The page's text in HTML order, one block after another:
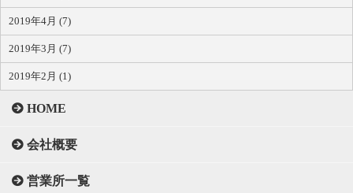
2019年4月 (7)
2019年3月 (7)
2019年2月 (1)
HOME
会社概要
営業所一覧